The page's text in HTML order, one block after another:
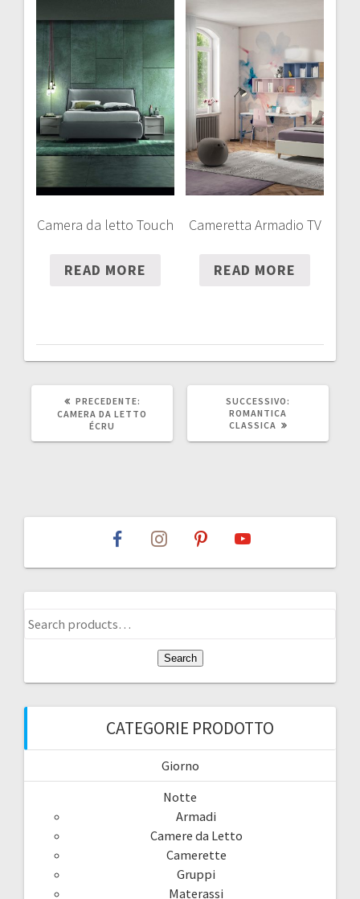
Camera da letto Touch
READ MORE
Cameretta Armadio TV
READ MORE
PRECEDENTE:
PRECEDENTE:
CAMERA DA LETTO
ÉCRU
SUCCESSIVO:
ROMANTICA
CLASSICA
Search
for:
Search
CATEGORIE PRODOTTO
Giorno
Notte
Armadi
Camere da Letto
Camerette
Gruppi
Materassi